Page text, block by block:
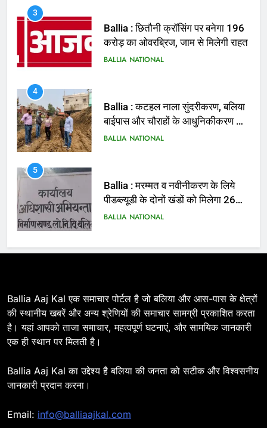
4
Ballia : कटहल नाला सुंदरीकरण, बलिया
बाईपास और चौराहों के आधुनिकीकरण की
तैयारी तेज
BALLIA NATIONAL
5
Ballia : मरम्मत व नवीनीकरण के लिये
पीडब्ल्यूडी के दोनों खंडों को मिलेगा 26
करोड़
BALLIA NATIONAL
6
Ballia : 110 फीट ऊंचे तिरंगे के सम्मान
में बलिया में निकला तिरंगा यात्रा
BALLIA NATIONAL
7
BALLIA NATIONAL
8
के साथ रेलवे स्टेशन व शहर में किया पैदल
BALLIA NATIONAL
Ballia : एकता, अखंडता और राष्ट्रप्रेम
Ballia Aaj Kal एक समाचार पोर्टल है जो बलिया और आस-पास के क्षेत्रों
की स्थानीय खबरें और अन्य श्रेणियों की समाचार सामग्री प्रकाशित करता
है। यहां आपको ताजा समाचार, महत्वपूर्ण घटनाएं, और सामयिक जानकारी
एक ही स्थान पर मिलती है।
Ballia Aaj Kal का उद्देश्य है बलिया की जनता को सटीक और विश्वसनीय
जानकारी प्रदान करना।
Email: info@balliaajkal.com